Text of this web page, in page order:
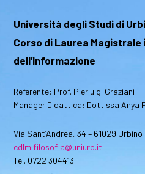
Università degli Studi di
Corso di Laurea Magistrale
dell’Informazione
Referente: Prof. Pierluigi Graziani
Manager Didattica: Dott.ssa Anya
Via Sant’Andrea, 34 – 61029 Urbino
cdlm.filosofia@uniurb.it
Tel. 0722 304413